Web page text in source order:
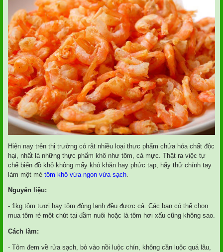
Hiện nay trên thị trường có rât nhiều loại thực phẩm chứa hóa chất độc
hại, nhất là những thực phẩm khô như tôm, cá mực. Thật ra việc tự
chế biến đồ khô không mấy khó khăn hay phức tạp, hãy thử chính tay
làm một mẻ tôm khô vừa ngon vừa sạch
Nguyên liệu:
- 1kg tôm tươi hay tôm đông lạnh đều được cả. Các bạn có thể chọn
mua tôm rẻ một chút tại đầm nuôi hoặc là tôm hơi xấu cũng không sao.
Cách làm:
- Tôm đem về rửa sạch, bỏ vào nồi luộc chín, không cần luộc quá lâu,